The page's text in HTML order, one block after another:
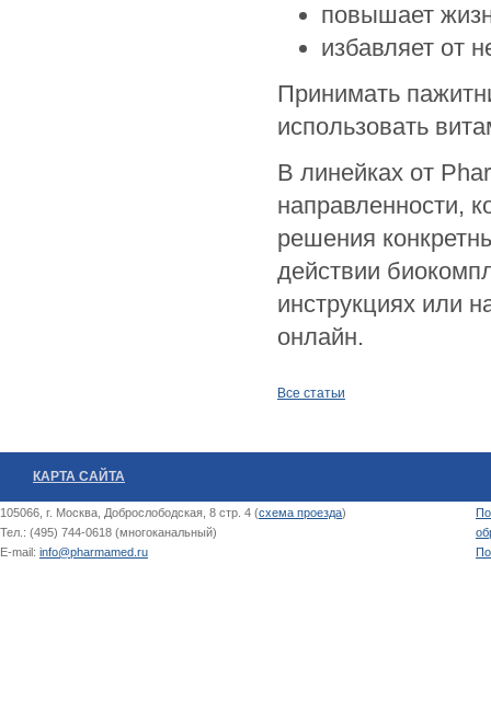
повышает
избавляет от
Принимать
использовать
В линейках от
направленности,
решения
действии
инструкциях или
онлайн.
Все статьи
КАРТА САЙТА
105066, г. Москва, Доброслободская, 8 стр. 4 (схема проезда)
Тел.: (495) 744-0618 (многоканальный)
E-mail: info@pharmamed.ru